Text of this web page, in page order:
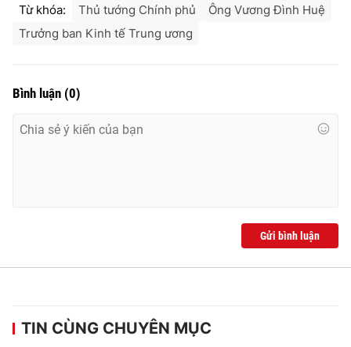
Từ khóa: Thủ tướng Chính phủ
Ông Vương Đình Huệ
Trưởng ban Kinh tế Trung ương
Bình luận (0)
Gửi bình luận
TIN CÙNG CHUYÊN MỤC